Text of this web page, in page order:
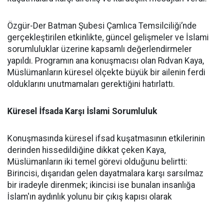
Özgür-Der Batman Şubesi Çamlıca Temsilciliği’nde
gerçekleştirilen etkinlikte, güncel gelişmeler ve İslami
sorumluluklar üzerine kapsamlı değerlendirmeler
yapıldı. Programın ana konuşmacısı olan Rıdvan Kaya,
Müslümanların küresel ölçekte büyük bir ailenin ferdi
olduklarını unutmamaları gerektiğini hatırlattı.
Küresel İfsada Karşı İslami Sorumluluk
Konuşmasında küresel ifsad kuşatmasının etkilerinin
derinden hissedildiğine dikkat çeken Kaya,
Müslümanların iki temel görevi olduğunu belirtti:
Birincisi, dışarıdan gelen dayatmalara karşı sarsılmaz
bir iradeyle direnmek; ikincisi ise bunalan insanlığa
İslam'ın aydınlık yolunu bir çıkış kapısı olarak